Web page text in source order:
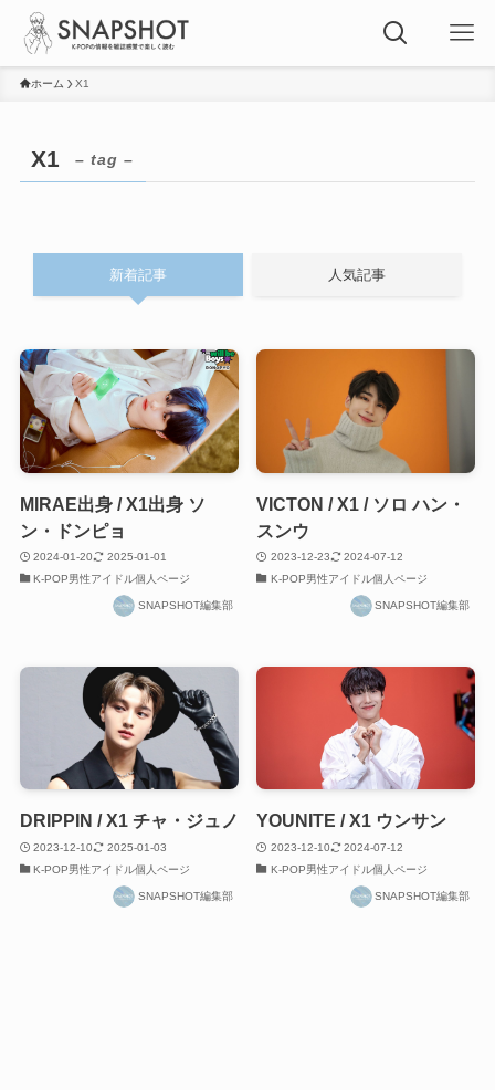
ホーム X1
X1 – tag –
新着記事 人気記事
MIRAE出身 / X1出身 ソ
ン・ドンピョ
2024-01-20
2025-01-01
K-POP男性アイドル個人ページ
SNAPSHOT編集部
VICTON / X1 / ソロ ハン・
スンウ
2023-12-23
2024-07-12
K-POP男性アイドル個人ページ
SNAPSHOT編集部
DRIPPIN / X1 チャ・ジュノ
2023-12-10
2025-01-03
K-POP男性アイドル個人ページ
SNAPSHOT編集部
YOUNITE / X1 ウンサン
2023-12-10
2024-07-12
K-POP男性アイドル個人ページ
SNAPSHOT編集部